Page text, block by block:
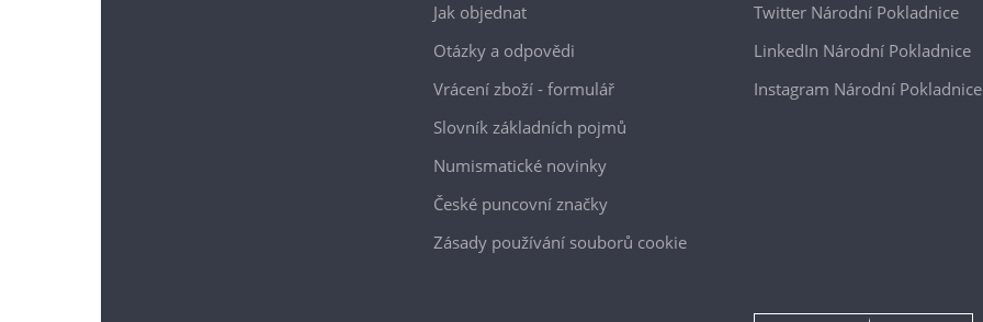
Jak objednat
Otázky a odpovědi
Vrácení zboží - formulář
Slovník základních pojmů
Numismatické novinky
České puncovní značky
Zásady používání souborů cookie
Twitter Národní Pokladnice
LinkedIn Národní Pokladnice
Instagram Národní Pokladnice